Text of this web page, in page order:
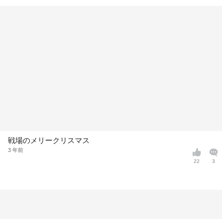
戦場のメリークリスマス
3 年前
22 3